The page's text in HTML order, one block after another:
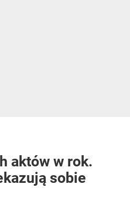
aktów w rok.
sobie